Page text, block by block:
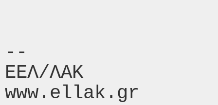
--
ΕΕΛ/ΛΑΚ
www.ellak.gr